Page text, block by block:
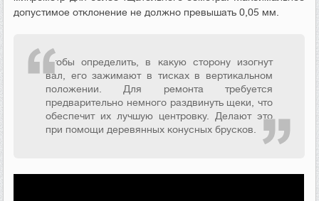
допустимое отклонение не должно превышать 0,05 мм.
Чтобы определить, в какую сторону изогнут
вал, его зажимают в тисках в вертикальном
положении. Для ремонта требуется
предварительно немного раздвинуть щеки, что
обеспечит их лучшую центровку. Делают это
при помощи деревянных конусных брусков.